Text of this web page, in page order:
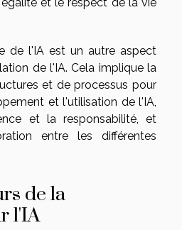
de l'IA est un autre aspect
de l'IA. Cela implique la
et de processus pour
et l'utilisation de l'IA,
et la responsabilité, et
entre les différentes
de la
l'IA